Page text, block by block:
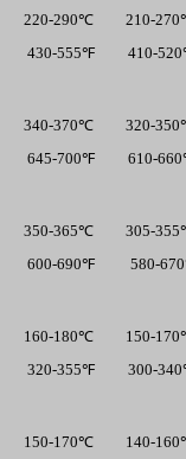
220-290℃
  430-555℉
210-
410-
340-370℃
  645-700℉
320-
610-
350-365℃
  600-690℉
305-
580-
160-180℃
  320-355℉
150-
300-
150-170℃
140-